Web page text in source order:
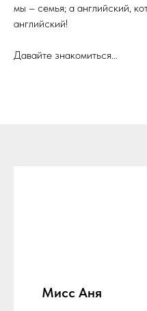
мы – семья; а английский,
английский!
Давайте знакомиться…
Мисс Аня